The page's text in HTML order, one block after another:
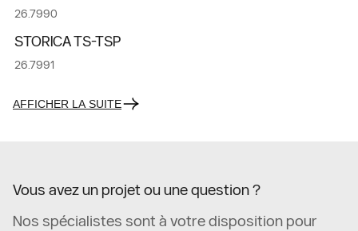
26.7990
STORICA TS-TSP
26.7991
AFFICHER LA SUITE
Vous avez un projet ou une question ?
Nos spécialistes sont à votre disposition pour